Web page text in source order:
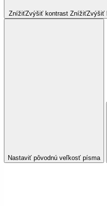
ZnížiťZvýšiť kontrast ZnížiťZvýšiť
Nastaviť pôvodnú veľkosť písma